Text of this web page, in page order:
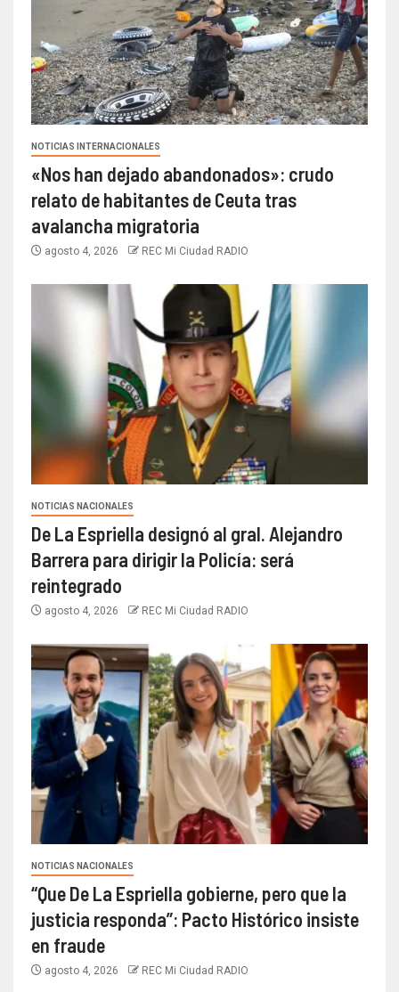
NOTICIAS INTERNACIONALES
«Nos han dejado abandonados»: crudo
relato de habitantes de Ceuta tras
avalancha migratoria
agosto 4, 2026 REC Mi Ciudad RADIO
NOTICIAS NACIONALES
De La Espriella designó al gral. Alejandro
Barrera para dirigir la Policía: será
reintegrado
agosto 4, 2026 REC Mi Ciudad RADIO
NOTICIAS NACIONALES
“Que De La Espriella gobierne, pero que la
justicia responda”: Pacto Histórico insiste
en fraude
agosto 4, 2026 REC Mi Ciudad RADIO